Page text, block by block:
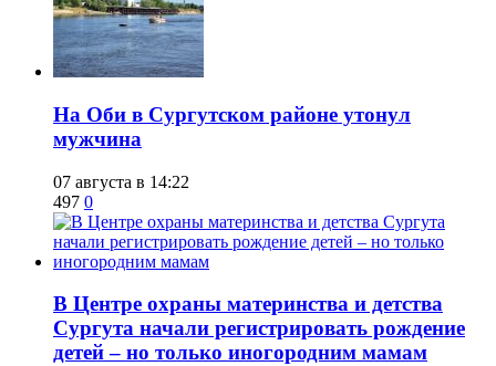
​На Оби в Сургутском районе утонул
мужчина
07 августа в 14:22
497 0
​В Центре охраны материнства и детства
Сургута начали регистрировать рождение
детей – но только иногородним мамам